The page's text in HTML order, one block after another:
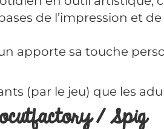
de l’impression et
apporte sa touche
(par le jeu) que les
/ Spig